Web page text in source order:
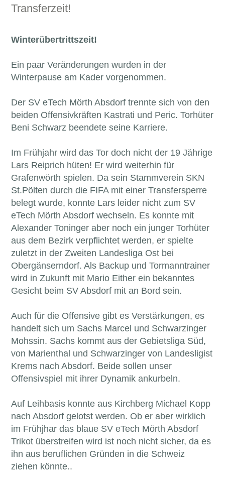
Transferzeit!
Winterübertrittszeit!
Ein paar Veränderungen wurden in der
Winterpause am Kader vorgenommen.
Der SV eTech Mörth Absdorf trennte sich von den
beiden Offensivkräften Kastrati und Peric. Torhüter
Beni Schwarz beendete seine Karriere.
Im Frühjahr wird das Tor doch nicht der 19 Jährige
Lars Reiprich hüten! Er wird weiterhin für
Grafenwörth spielen. Da sein Stammverein SKN
St.Pölten durch die FIFA mit einer Transfersperre
belegt wurde, konnte Lars leider nicht zum SV
eTech Mörth Absdorf wechseln. Es konnte mit
Alexander Toninger aber noch ein junger Torhüter
aus dem Bezirk verpflichtet werden, er spielte
zuletzt in der Zweiten Landesliga Ost bei
Obergänserndorf. Als Backup und Tormanntrainer
wird in Zukunft mit Mario Either ein bekanntes
Gesicht beim SV Absdorf mit an Bord sein.
Auch für die Offensive gibt es Verstärkungen, es
handelt sich um Sachs Marcel und Schwarzinger
Mohssin. Sachs kommt aus der Gebietsliga Süd,
von Marienthal und Schwarzinger von Landesligist
Krems nach Absdorf. Beide sollen unser
Offensivspiel mit ihrer Dynamik ankurbeln.
Auf Leihbasis konnte aus Kirchberg Michael Kopp
nach Absdorf gelotst werden. Ob er aber wirklich
im Frühjhar das blaue SV eTech Mörth Absdorf
Trikot überstreifen wird ist noch nicht sicher, da es
ihn aus beruflichen Gründen in die Schweiz
ziehen könnte..